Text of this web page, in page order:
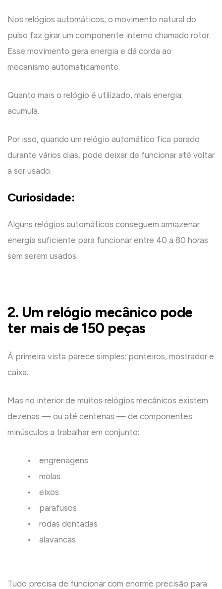
Nos relógios automáticos, o movimento natural do
pulso faz girar um componente interno chamado rotor.
Esse movimento gera energia e dá corda ao
mecanismo automaticamente.
Quanto mais o relógio é utilizado, mais energia
acumula.
Por isso, quando um relógio automático fica parado
durante vários dias, pode deixar de funcionar até voltar
a ser usado.
Curiosidade:
Alguns relógios automáticos conseguem armazenar
energia suficiente para funcionar entre 40 a 80 horas
sem serem usados.
2. Um relógio mecânico pode
ter mais de 150 peças
À primeira vista parece simples: ponteiros, mostrador e
caixa.
Mas no interior de muitos relógios mecânicos existem
dezenas — ou até centenas — de componentes
minúsculos a trabalhar em conjunto:
• engrenagens
• molas
• eixos
• parafusos
• rodas dentadas
• alavancas
Tudo precisa de funcionar com enorme precisão para